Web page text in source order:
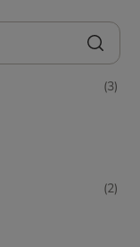
(3)
(2)